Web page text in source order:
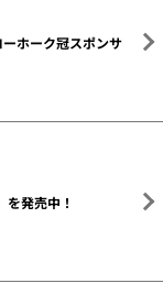
ホーク冠スポンサ
発売中！